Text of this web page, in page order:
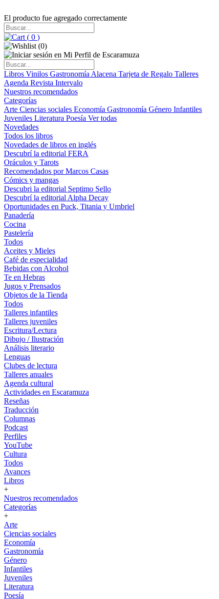
El producto fue agregado correctamente
( 0 )
(0)
Libros Vinilos Gastronomía Alacena Tarjeta de Regalo Talleres
Agenda Revista Intervalo
Nuestros recomendados
Categorías
Arte Ciencias sociales Economía Gastronomía Género Infantiles
Juveniles Literatura Poesía Ver todas
Novedades
Todos los libros
Novedades de libros en inglés
Descubrí la editorial FERA
Oráculos y Tarots
Recomendados por Marcos Casas
Cómics y mangas
Descubri la editorial Septimo Sello
Descubrí la editorial Alpha Decay
Oportunidades en Puck, Titania y Umbriel
Panadería
Cocina
Pastelería
Todos
Aceites y Mieles
Café de especialidad
Bebidas con Alcohol
Te en Hebras
Jugos y Prensados
Objetos de la Tienda
Todos
Talleres infantiles
Talleres juveniles
Escritura/Lectura
Dibujo / Ilustración
Análisis literario
Lenguas
Clubes de lectura
Talleres anuales
Agenda cultural
Actividades en Escaramuza
Reseñas
Traducción
Columnas
Podcast
Perfiles
YouTube
Cultura
Todos
Avances
Libros
+
Nuestros recomendados
Categorías
+
Arte
Ciencias sociales
Economía
Gastronomía
Género
Infantiles
Juveniles
Literatura
Poesía